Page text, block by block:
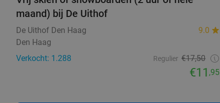
maand) bij De Uithof
De Uithof Den Haag
9.0
Den Haag
Verkocht: 1.288
Regulier €17,50
€11,95